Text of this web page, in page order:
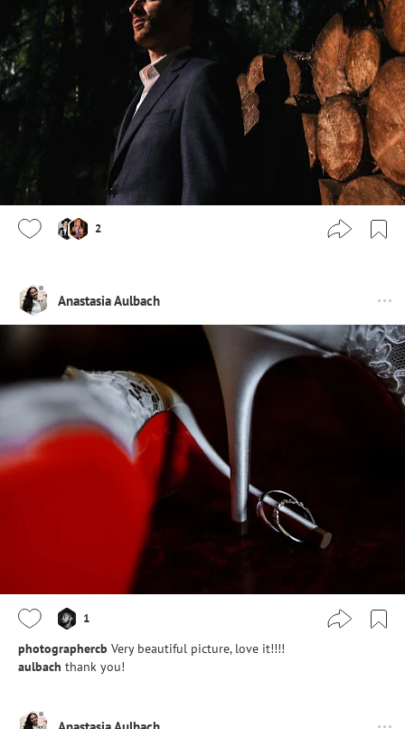
2
Anastasia Aulbach
1
photographercb Very beautiful picture, love it!!!!
aulbach thank you!